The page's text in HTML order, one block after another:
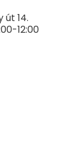
út 14.
12:00